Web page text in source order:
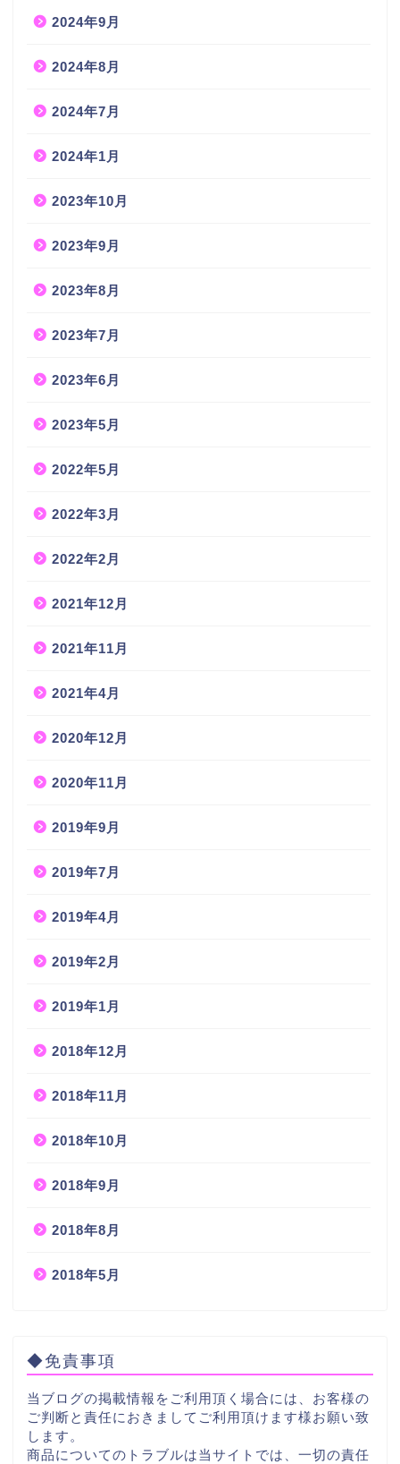
2024年9月
2024年8月
2024年7月
2024年1月
2023年10月
2023年9月
2023年8月
2023年7月
2023年6月
2023年5月
2022年5月
2022年3月
2022年2月
2021年12月
2021年11月
2021年4月
2020年12月
2020年11月
2019年9月
2019年7月
2019年4月
2019年2月
2019年1月
2018年12月
2018年11月
2018年10月
2018年9月
2018年8月
2018年5月
◆免責事項
当ブログの掲載情報をご利用頂く場合には、お客様の
ご判断と責任におきましてご利用頂けます様お願い致
します。
商品についてのトラブルは当サイトでは、一切の責任